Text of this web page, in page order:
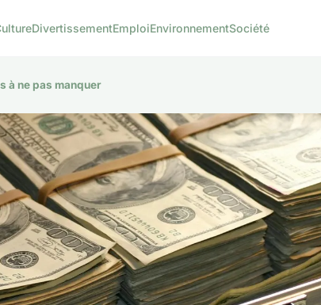
DivertissementEmploiEnvironnementSociété
à ne pas manquer